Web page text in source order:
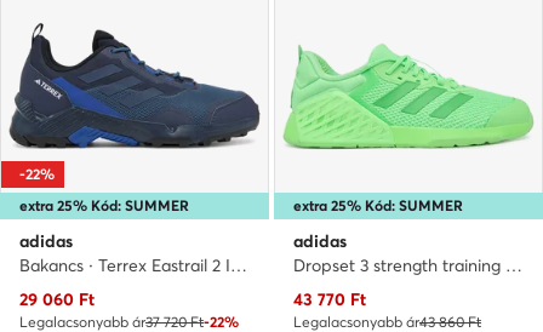
extra 25% Kód: SUMMER
-22%
adidas
Bakancs · Terrex Eastrail 2 IH1165 · Sötétkék
Aktuális ár
29 060 Ft
Legalacsonyabb ár37 720 Ft-22%
extra 25% Kód: SUMMER
adidas
Dropset 3 strength training JR1666 · Edzőtermi cipők
Aktuális ár
43 770 Ft
Legalacsonyabb ár43 860 Ft